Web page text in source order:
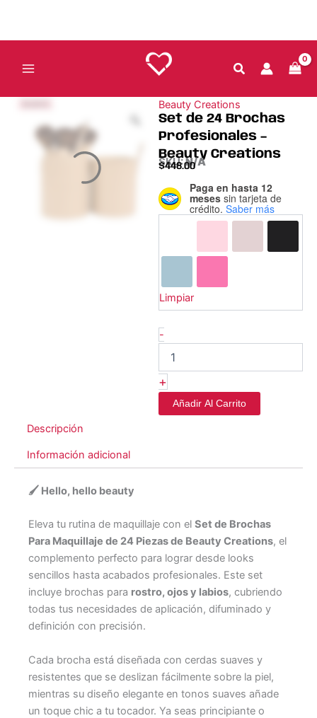
contenido
Beauty Creations
Set de 24 Brochas
Profesionales –
Beauty Creations
SKU:N/A
$448.00
Paga en hasta 12
meses sin tarjeta de
crédito. Saber más
Limpiar
-
Set
de
24
-
Creations
cantidad
+
Añadir Al Carrito
Descripción
Información adicional
🖌️ Hello, hello beauty
Eleva tu rutina de maquillaje con el Set de Brochas
Para Maquillaje de 24 Piezas de Beauty Creations, el
complemento perfecto para lograr desde looks
sencillos hasta acabados profesionales. Este set
incluye brochas para rostro, ojos y labios, cubriendo
todas tus necesidades de aplicación, difuminado y
definición con precisión.
Cada brocha está diseñada con cerdas suaves y
resistentes que se deslizan fácilmente sobre la piel,
mientras su diseño elegante en tonos suaves añade
un toque chic a tu tocador. Ya seas principiante o